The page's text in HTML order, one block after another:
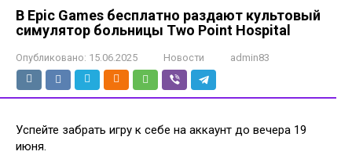
В Epic Games бесплатно раздают культовый
симулятор больницы Two Point Hospital
Опубликовано: 15.06.2025 Новости admin83
Успейте забрать игру к себе на аккаунт до вечера 19
июня.